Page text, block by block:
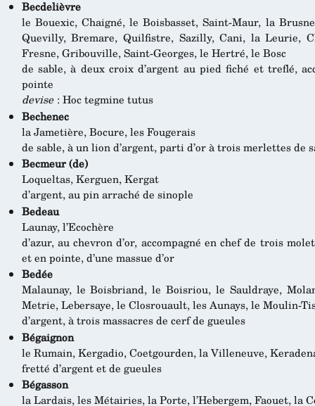
Becdelièvre
le Bouexic, Chaigné, le Boisbasset, Saint-Maur, la
Quevilly, Bremare, Quilfistre, Sazilly, Cani, la Leurie,
Fresne, Gribouville, Saint-Georges, le Hertré, le Bosc
de sable, à deux croix d’argent au pied fiché et treflé,
pointe
devise: Hoc tegmine tutus
Bechenec
la Jametière, Bocure, les Fougerais
de sable, à un lion d’argent, parti d’or à trois merlettes de
Becmeur (de)
Loqueltas, Kerguen, Kergat
d’argent, au pin arraché de sinople
Bedeau
Launay, l’Ecochère
d’azur, au chevron d’or, accompagné en chef de trois
et en pointe, d’une massue d’or
Bedée
Malaunay, le Boisbriand, le Boisriou, le Sauldraye,
Metrie, Lebersaye, le Closrouault, les Aunays, le Moulin-
d’argent, à trois massacres de cerf de gueules
Bégaignon
le Rumain, Kergadio, Coetgourden, la Villeneuve,
fretté d’argent et de gueules
Bégasson
la Lardais, les Métairies, la Porte, l’Hebergem, Faouet, la